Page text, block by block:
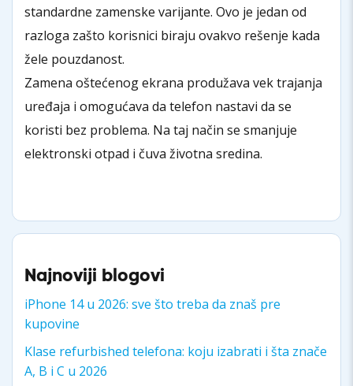
standardne zamenske varijante. Ovo je jedan od
razloga zašto korisnici biraju ovakvo rešenje kada
žele pouzdanost.
Zamena oštećenog ekrana produžava vek trajanja
uređaja i omogućava da telefon nastavi da se
koristi bez problema. Na taj način se smanjuje
elektronski otpad i čuva životna sredina.
Najnoviji blogovi
iPhone 14 u 2026: sve što treba da znaš pre
kupovine
Klase refurbished telefona: koju izabrati i šta znače
A, B i C u 2026